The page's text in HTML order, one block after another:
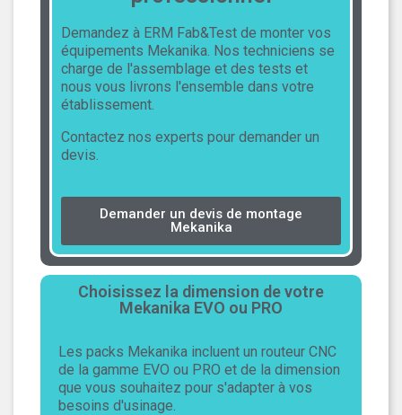
Demandez à ERM Fab&Test de monter vos
équipements Mekanika. Nos techniciens se
charge de l'assemblage et des tests et
nous vous livrons l'ensemble dans votre
établissement.
Contactez nos experts pour demander un
devis.
Demander un devis de montage
Mekanika
Choisissez la dimension de votre
Mekanika EVO ou PRO
Les packs Mekanika incluent un routeur CNC
de la gamme EVO ou PRO et de la dimension
que vous souhaitez pour s'adapter à vos
besoins d'usinage.